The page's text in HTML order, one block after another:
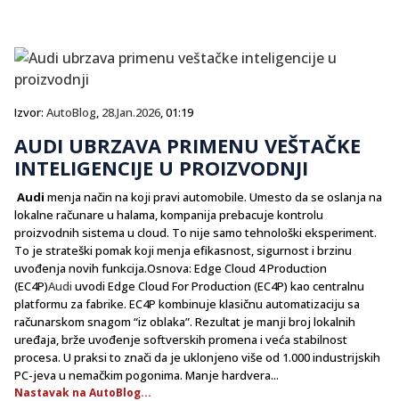
Izvor: AutoBlog, 28.Jan.2026, 01:19
AUDI UBRZAVA PRIMENU VEŠTAČKE
INTELIGENCIJE U PROIZVODNJI
Audi menja način na koji pravi automobile. Umesto da se oslanja na
lokalne računare u halama, kompanija prebacuje kontrolu
proizvodnih sistema u cloud. To nije samo tehnološki eksperiment.
To je strateški pomak koji menja efikasnost, sigurnost i brzinu
uvođenja novih funkcija.Osnova: Edge Cloud 4 Production
(EC4P)Audi uvodi Edge Cloud For Production (EC4P) kao centralnu
platformu za fabrike. EC4P kombinuje klasičnu automatizaciju sa
računarskom snagom “iz oblaka”. Rezultat je manji broj lokalnih
uređaja, brže uvođenje softverskih promena i veća stabilnost
procesa. U praksi to znači da je uklonjeno više od 1.000 industrijskih
PC-jeva u nemačkim pogonima. Manje hardvera...
Nastavak na AutoBlog...